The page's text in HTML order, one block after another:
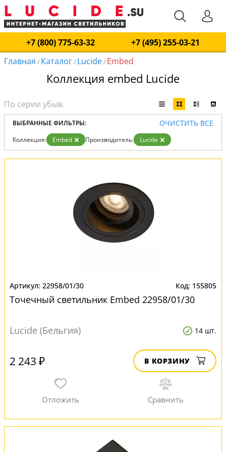
+7 (800) 775-63-32
+7 (495) 255-03-21
Главная / Каталог/ Lucide/ Embed
Коллекция embed Lucide
ВЫБРАННЫЕ ФИЛЬТРЫ: ОЧИСТИТЬ ВСЕ
Коллекция: Embed Производитель: Lucide
22958/01/30 155805
Точечный светильник Embed 22958/01/30
Lucide (Бельгия) 14 шт.
2 243 ₽ В КОРЗИНУ